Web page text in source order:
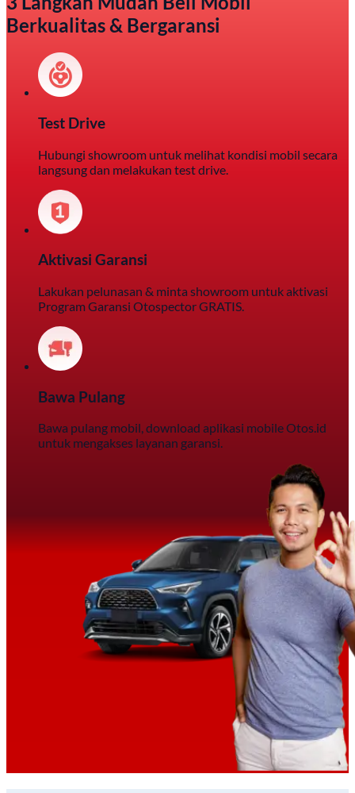
Berkualitas & Bergaransi
Test Drive
Hubungi showroom untuk melihat kondisi mobil secara
langsung dan melakukan test drive.
Aktivasi Garansi
Lakukan pelunasan & minta showroom untuk aktivasi
Program Garansi Otospector GRATIS.
Bawa Pulang
Bawa pulang mobil, download aplikasi mobile Otos.id
untuk mengakses layanan garansi.